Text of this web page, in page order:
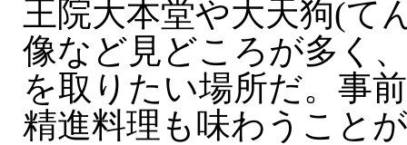
王院大本堂や大天狗(て
像など見どころが多く
を取りたい場所だ。事
精進料理も味わうこと